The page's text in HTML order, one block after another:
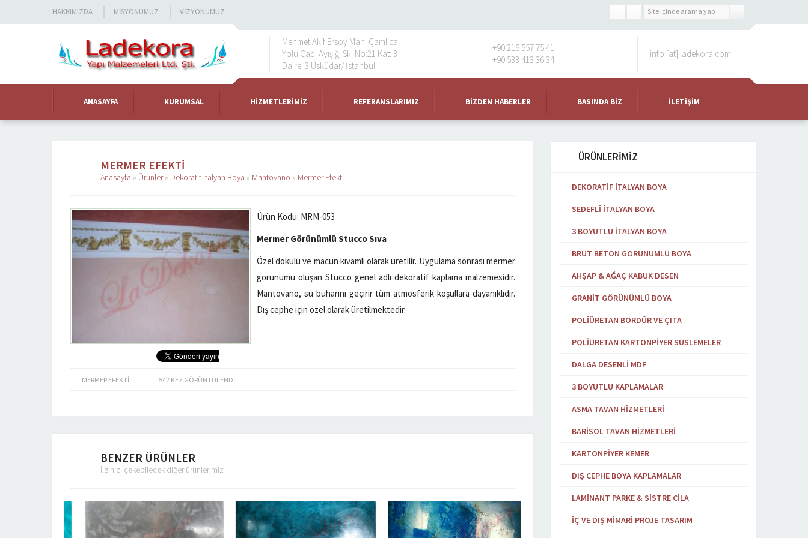
HAKKIMIZDA MISYONUMUZ VIZYONUMUZ
Mehmet Akif Ersoy Mah. Çamlıca
Yolu Cad. Ayışığı Sk. No:21 Kat: 3
Daire: 3 Üsküdar/ İstanbul
+90 216 557 75 41
+90 533 413 36 34
info [at] ladekora.com
ANASAYFA KURUMSAL HIZMETLERIMIZ REFERANSLARIMIZ BIZDEN HABERLER BASINDA BIZ İLETIŞIM
MERMER EFEKTI
Anasayfa » Ürünler» Dekoratif İtalyan Boya » Mantovano » Mermer Efekti
Ürün Kodu: MRM-053
Mermer Görünümlü Stucco Sıva
Özel dokulu ve macun kıvamlı olarak üretilir. Uygulama sonrası mermer
görünümü oluşan Stucco genel adlı dekoratif kaplama malzemesidir.
Mantovano, su buharını geçirir tüm atmosferik koşullara dayanıklıdır.
Dış cephe için özel olarak üretilmektedir.
MERMER EFEKTI 542 KEZ GÖRÜNTÜLENDI
BENZER ÜRÜNLER
İlginizi çekebilecek diğer ürünlerimiz
ÜRÜNLERİMİZ
DEKORATIF İTALYAN BOYA
SEDEFLI İTALYAN BOYA
3 BOYUTLU İTALYAN BOYA
BRÜT BETON GÖRÜNÜMLÜ BOYA
AHŞAP & AĞAÇ KABUK DESEN
GRANIT GÖRÜNÜMLÜ BOYA
POLIÜRETAN BORDÜR VE ÇITA
POLIÜRETAN KARTONPIYER SÜSLEMELER
DALGA DESENLI MDF
3 BOYUTLU KAPLAMALAR
ASMA TAVAN HIZMETLERI
BARISOL TAVAN HIZMETLERI
KARTONPIYER KEMER
DIŞ CEPHE BOYA KAPLAMALAR
LAMINANT PARKE & SISTRE CILA
İÇ VE DIŞ MIMARI PROJE TASARIM